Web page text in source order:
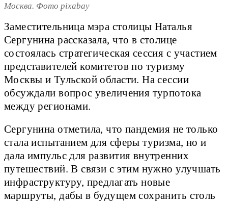
Москва. Фото pixabay
Заместительница мэра столицы Наталья
Сергунина рассказала, что в столице
состоялась стратегическая сессия с участием
представителей комитетов по туризму
Москвы и Тульской области. На сессии
обсуждали вопрос увеличения турпотока
между регионами.
Сергунина отметила, что пандемия не только
стала испытанием для сферы туризма, но и
дала импульс для развития внутренних
путешествий. В связи с этим нужно улучшать
инфраструктуру, предлагать новые
маршруты, дабы в будущем сохранить столь